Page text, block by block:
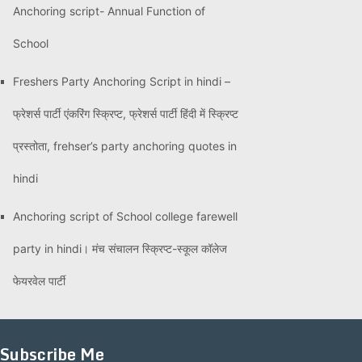
Anchoring script- Annual Function of
School
Freshers Party Anchoring Script in hindi –
फ्रेशर्स पार्टी एंकरिंग स्क्रिप्ट, फ्रेशर्स पार्टी हिंदी में स्क्रिप्ट
प्रस्तोता, frehser’s party anchoring quotes in
hindi
Anchoring script of School college farewell
party in hindi। मंच संचालन स्क्रिप्ट-स्कूल कॉलेज
फेयरवेल पार्टी
Subscribe Me